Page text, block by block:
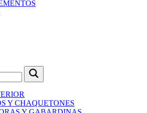
Y CHAQUETONES